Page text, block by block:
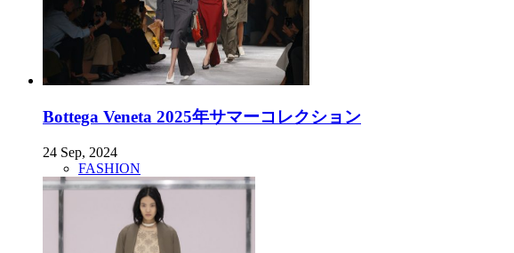
Bottega Veneta 2025年サマーコレクション
24 Sep, 2024
FASHION